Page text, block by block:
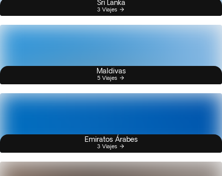
Sri Lanka
3 Viajes
Maldivas
5 Viajes
Emiratos Árabes
3 Viajes